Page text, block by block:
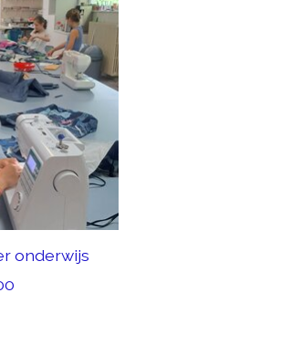
onderwijs